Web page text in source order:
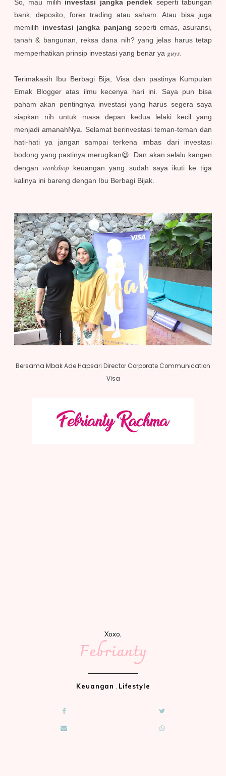
So, mau milih investasi jangka pendek seperti tabungan
bank, deposito, forex trading atau saham. Atau bisa juga
memilih investasi jangka panjang seperti emas, asuransi,
tanah & bangunan, reksa dana nih? yang jelas harus tetap
memperhatikan prinsip investasi yang benar ya guys.
Terimakasih Ibu Berbagi Bija, Visa dan pastinya Kumpulan
Emak Blogger atas ilmu kecenya hari ini. Saya pun bisa
paham akan pentingnya investasi yang harus segera saya
siapkan nih untuk masa depan kedua lelaki kecil yang
menjadi amanahNya. Selamat berinvestasi teman-teman dan
hati-hati ya jangan sampai terkena imbas dari investasi
bodong yang pastinya merugikan😆. Dan akan selalu kangen
denganworkshop keuangan yang sudah saya ikuti ke tiga
kalinya ini bareng dengan Ibu Berbagi Bijak.
Bersama Mbak Ade Hapsari Director Corporate Communication
Visa
Xoxo,
Febrianty
Keuangan Lifestyle